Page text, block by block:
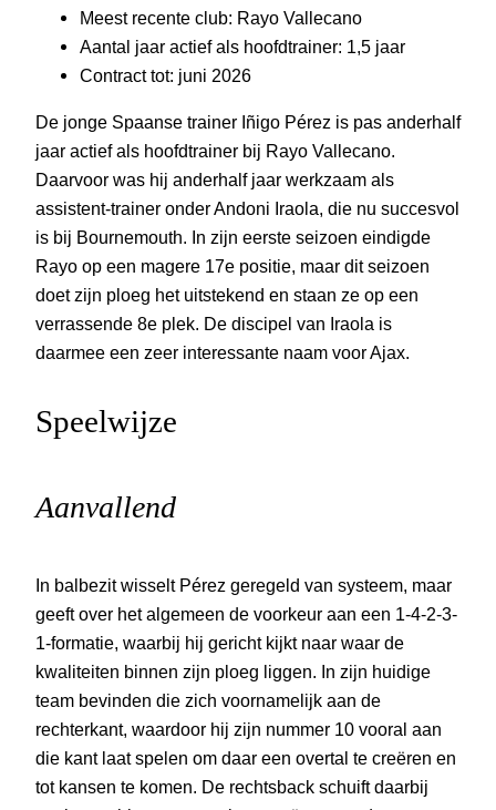
Meest recente club: Rayo Vallecano
Aantal jaar actief als hoofdtrainer: 1,5 jaar
Contract tot: juni 2026
De jonge Spaanse trainer Iñigo Pérez is pas anderhalf
jaar actief als hoofdtrainer bij Rayo Vallecano.
Daarvoor was hij anderhalf jaar werkzaam als
assistent-trainer onder Andoni Iraola, die nu succesvol
is bij Bournemouth. In zijn eerste seizoen eindigde
Rayo op een magere 17e positie, maar dit seizoen
doet zijn ploeg het uitstekend en staan ze op een
verrassende 8e plek. De discipel van Iraola is
daarmee een zeer interessante naam voor Ajax.
Speelwijze
Aanvallend
In balbezit wisselt Pérez geregeld van systeem, maar
geeft over het algemeen de voorkeur aan een 1-4-2-3-
1-formatie, waarbij hij gericht kijkt naar waar de
kwaliteiten binnen zijn ploeg liggen. In zijn huidige
team bevinden die zich voornamelijk aan de
rechterkant, waardoor hij zijn nummer 10 vooral aan
die kant laat spelen om daar een overtal te creëren en
tot kansen te komen. De rechtsback schuift daarbij